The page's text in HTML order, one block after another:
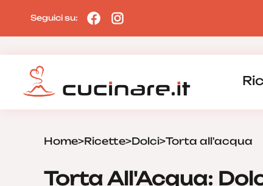
Seguici su:
Home>Ricette>Dolci>Torta all'acqua
Torta All'Acqua: